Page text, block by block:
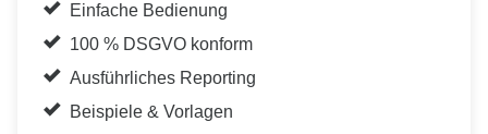
Einfache Bedienung
100 % DSGVO konform
Ausführliches Reporting
Beispiele & Vorlagen